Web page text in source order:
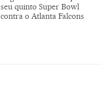
seu quinto Super Bowl
contra o Atlanta Falcons